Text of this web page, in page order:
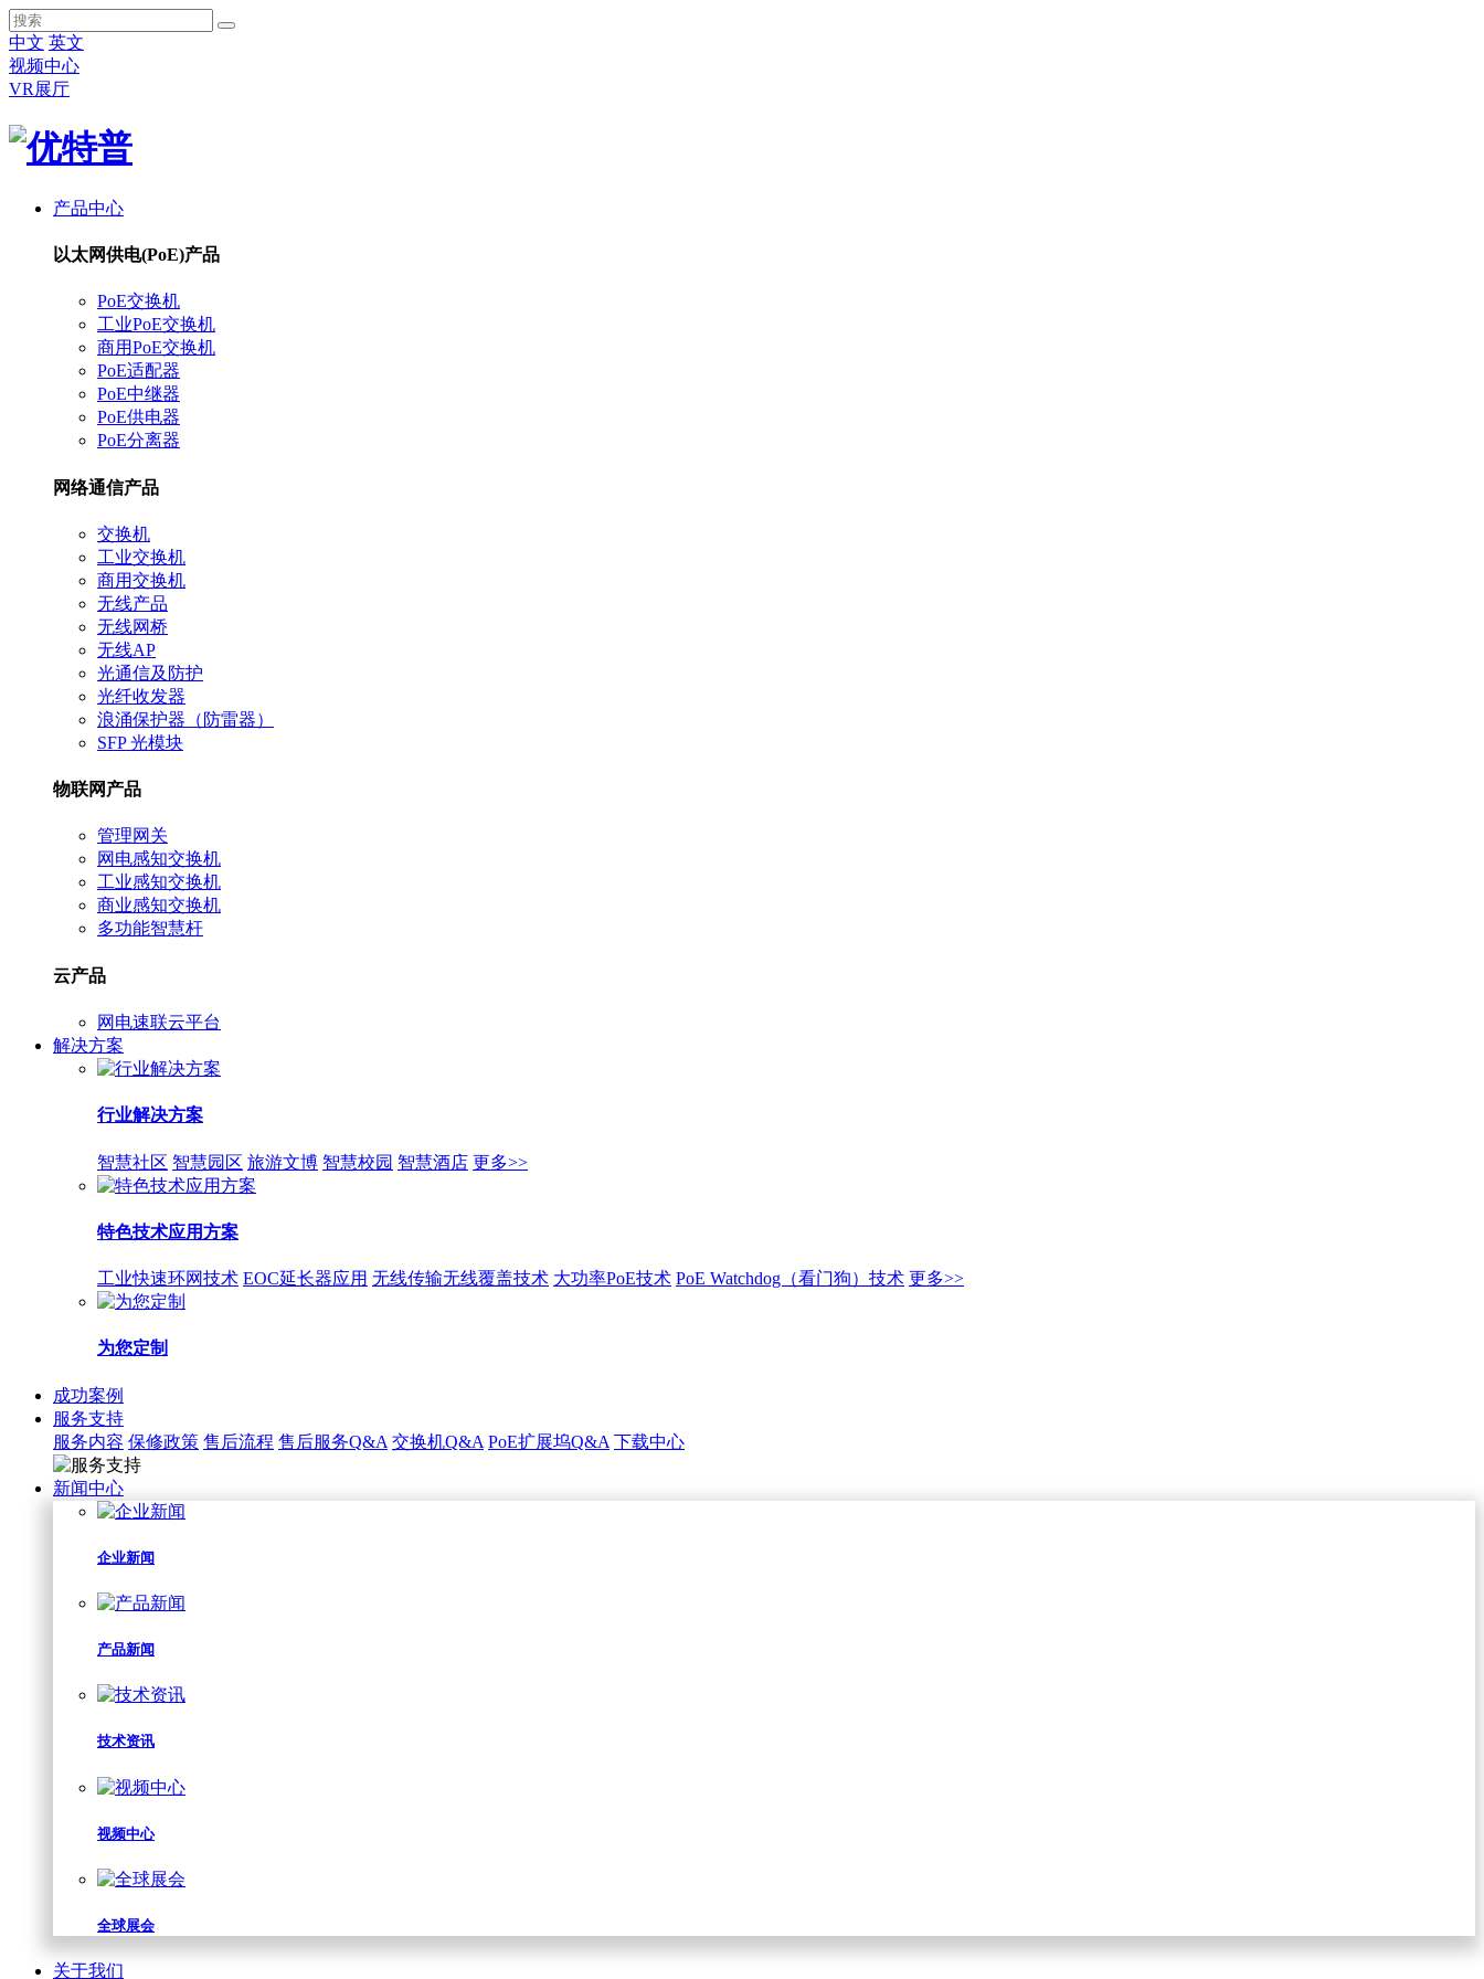
中文 英文
视频中心
VR展厅
产品中心
以太网供电(PoE)产品
PoE交换机
工业PoE交换机
商用PoE交换机
PoE适配器
PoE中继器
PoE供电器
PoE分离器
网络通信产品
交换机
工业交换机
商用交换机
无线产品
无线网桥
无线AP
光通信及防护
光纤收发器
浪涌保护器（防雷器）
SFP 光模块
物联网产品
管理网关
网电感知交换机
工业感知交换机
商业感知交换机
多功能智慧杆
云产品
网电速联云平台
解决方案
行业解决方案
智慧社区 智慧园区 旅游文博 智慧校园 智慧酒店 更多>>
特色技术应用方案
工业快速环网技术 EOC延长器应用 无线传输无线覆盖技术 大功率PoE技术 PoE Watchdog（看门狗）技术 更多>>
为您定制
成功案例
服务支持
服务内容 保修政策 售后流程 售后服务Q&A 交换机Q&A PoE扩展坞Q&A 下载中心
新闻中心
企业新闻
产品新闻
技术资讯
视频中心
全球展会
关于我们